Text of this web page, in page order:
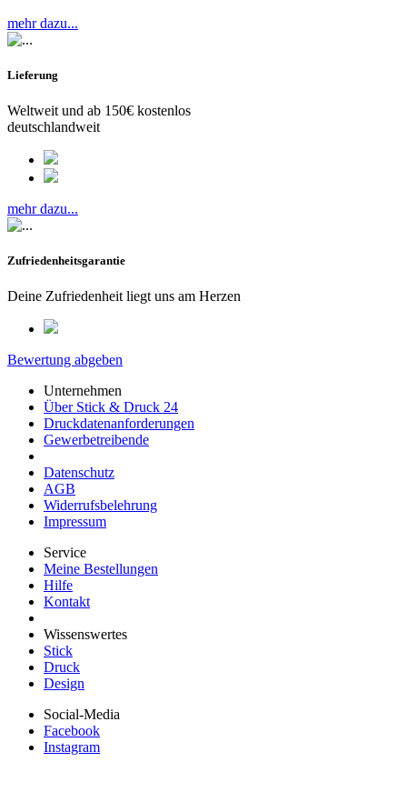
mehr dazu...
Lieferung
Weltweit und ab 150€ kostenlos
deutschlandweit
mehr dazu...
Zufriedenheitsgarantie
Deine Zufriedenheit liegt uns am Herzen
Bewertung abgeben
Unternehmen
Über Stick & Druck 24
Druckdatenanforderungen
Gewerbetreibende
Datenschutz
AGB
Widerrufsbelehrung
Impressum
Service
Meine Bestellungen
Hilfe
Kontakt
Wissenswertes
Stick
Druck
Design
Social-Media
Facebook
Instagram